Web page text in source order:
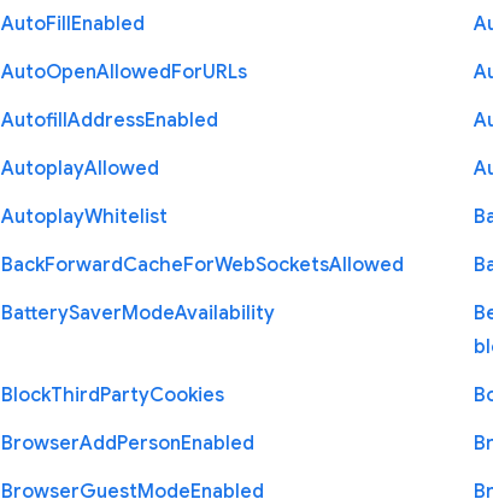
AutoFillEnabled
AutoOpenAllowedForURLs
AutofillAddressEnabled
AutoplayAllowed
AutoplayWhitelist
BackForwardCacheForWebSocketsAllowed
BatterySaverModeAvailability
BlockThirdPartyCookies
BrowserAddPersonEnabled
BrowserGuestModeEnabled